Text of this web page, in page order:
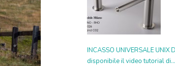
INCASSO UNIVERSALE UNIX Da oggi
disponibile il video tutorial di